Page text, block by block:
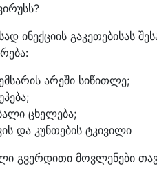
ინექციის
არეში სიწითლე;
ცხელება;
და კუნთების ტკივილი
გვერდითი მოვლენები